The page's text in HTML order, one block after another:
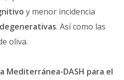
y menor incidencia
. Así como las
oliva.
Mediterránea-DASH para el